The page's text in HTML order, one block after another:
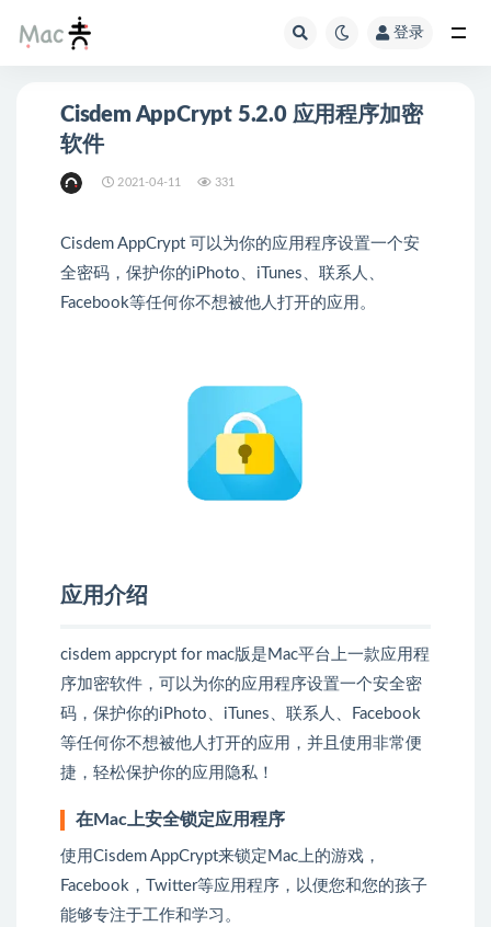
登录
Cisdem AppCrypt 5.2.0 应用程序加密
软件
2021-04-11 331
Cisdem AppCrypt 可以为你的应用程序设置一个安
全密码，保护你的iPhoto、iTunes、联系人、
Facebook等任何你不想被他人打开的应用。
应用介绍
cisdem appcrypt for mac版是Mac平台上一款应用程
序加密软件，可以为你的应用程序设置一个安全密
码，保护你的iPhoto、iTunes、联系人、Facebook
等任何你不想被他人打开的应用，并且使用非常便
捷，轻松保护你的应用隐私！
在Mac上安全锁定应用程序
使用Cisdem AppCrypt来锁定Mac上的游戏，
Facebook，Twitter等应用程序，以便您和您的孩子
能够专注于工作和学习。